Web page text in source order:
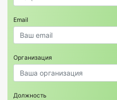
Email
Организация
Должность